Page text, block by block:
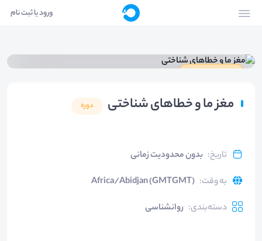
ورود یا ثبت نام
مغز ما و خطاهای شناختی دوره
تاریخ: بدون محدودیت زمانی
به وقت:
Africa/Abidjan (GMTGMT)
دسته‌بندی: روانشناسی